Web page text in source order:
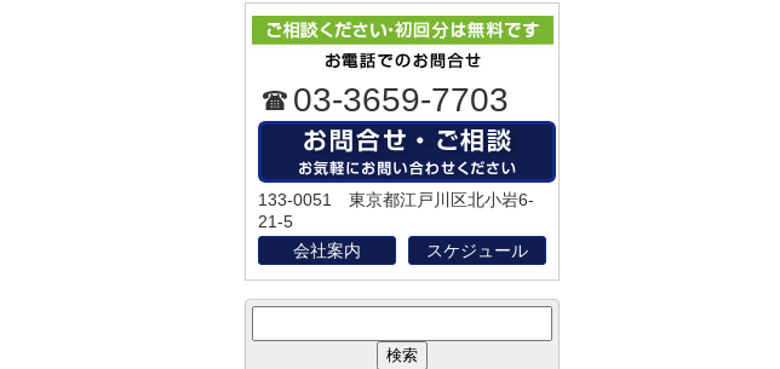
03-3659-7703
133-0051 東京都江戸川区北小岩6-
21-5
会社案内
スケジュール
イ